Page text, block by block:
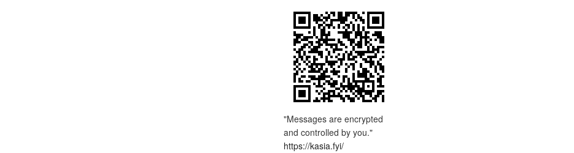
"Messages are encrypted
and controlled by you."
https://kasia.fyi/